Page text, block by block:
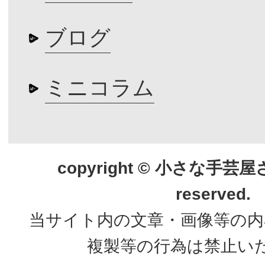
ブログ
ミニコラム
copyright © 小さな手芸屋
reserved.
当サイト内の文章・画像等の
複製等の行為は禁止い